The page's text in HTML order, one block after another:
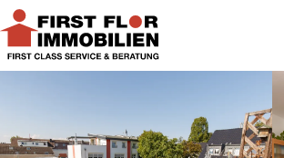
Zum
Inhalt
springen